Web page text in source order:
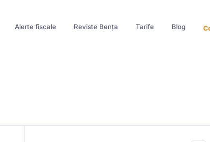
Alerte fiscale Reviste Bența Tarife Blog